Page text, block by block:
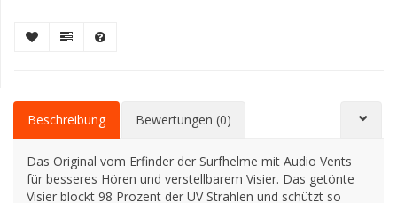
Beschreibung Bewertungen (0)
Das Original vom Erfinder der Surfhelme mit Audio Vents
für besseres Hören und verstellbarem Visier. Das getönte
Visier blockt 98 Prozent der UV Strahlen und schützt so